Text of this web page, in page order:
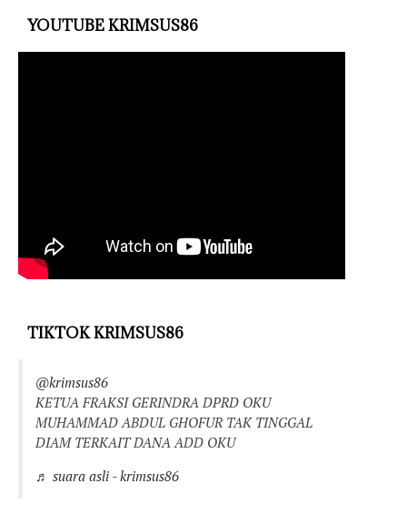
YOUTUBE KRIMSUS86
TIKTOK KRIMSUS86
@krimsus86
KETUA FRAKSI GERINDRA DPRD OKU
MUHAMMAD ABDUL GHOFUR TAK TINGGAL
DIAM TERKAIT DANA ADD OKU
♬ suara asli - krimsus86